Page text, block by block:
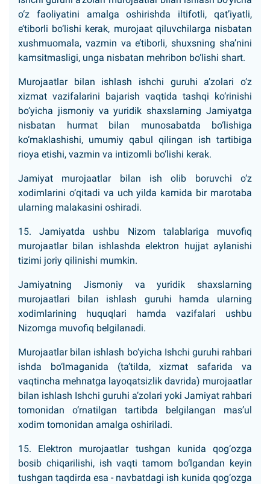
o‘z faoliyatini amalga oshirishda iltifotli, qat’iyatli,
e’tiborli bo‘lishi kerak, murojaat qiluvchilarga nisbatan
xushmuomala, vazmin va e’tiborli, shuxsning sha’nini
kamsitmasligi, unga nisbatan mehribon bo‘lishi shart.
Murojaatlar bilan ishlash ishchi guruhi a’zolari o‘z
xizmat vazifalarini bajarish vaqtida tashqi ko‘rinishi
bo‘yicha jismoniy va yuridik shaxslarning Jamiyatga
nisbatan hurmat bilan munosabatda bo‘lishiga
ko‘maklashishi, umumiy qabul qilingan ish tartibiga
rioya etishi, vazmin va intizomli bo‘lishi kerak.
Jamiyat murojaatlar bilan ish olib boruvchi o‘z
xodimlarini o‘qitadi va uch yilda kamida bir marotaba
ularning malakasini oshiradi.
15. Jamiyatda ushbu Nizom talablariga muvofiq
murojaatlar bilan ishlashda elektron hujjat aylanishi
tizimi joriy qilinishi mumkin.
Jamiyatning Jismoniy va yuridik shaxslarning
murojaatlari bilan ishlash guruhi hamda ularning
xodimlarining huquqlari hamda vazifalari ushbu
Nizomga muvofiq belgilanadi.
Murojaatlar bilan ishlash bo‘yicha Ishchi guruhi rahbari
ishda bo‘lmaganida (ta’tilda, xizmat safarida va
vaqtincha mehnatga layoqatsizlik davrida) murojaatlar
bilan ishlash Ishchi guruhi a’zolari yoki Jamiyat rahbari
tomonidan o‘rnatilgan tartibda belgilangan mas’ul
xodim tomonidan amalga oshiriladi.
15. Elektron murojaatlar tushgan kunida qog‘ozga
bosib chiqarilishi, ish vaqti tamom bo‘lgandan keyin
tushgan taqdirda esa - navbatdagi ish kunida qog‘ozga